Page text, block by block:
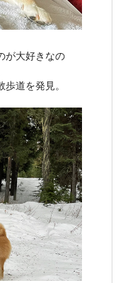
が大好きなの
道を発見。